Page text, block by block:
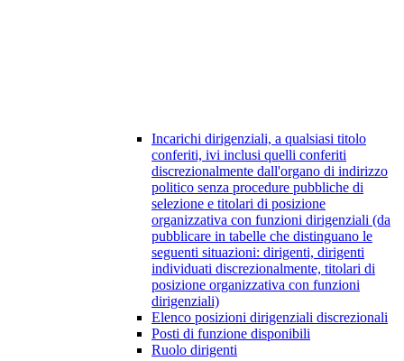
Incarichi dirigenziali, a qualsiasi titolo
conferiti, ivi inclusi quelli conferiti
discrezionalmente dall'organo di indirizzo
politico senza procedure pubbliche di
selezione e titolari di posizione
organizzativa con funzioni dirigenziali (da
pubblicare in tabelle che distinguano le
seguenti situazioni: dirigenti, dirigenti
individuati discrezionalmente, titolari di
posizione organizzativa con funzioni
dirigenziali)
Elenco posizioni dirigenziali discrezionali
Posti di funzione disponibili
Ruolo dirigenti